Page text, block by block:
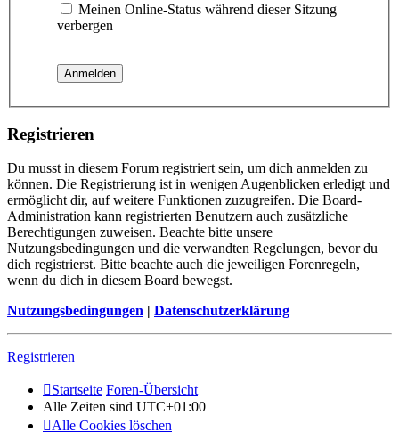
Meinen Online-Status während dieser Sitzung
verbergen
Registrieren
Du musst in diesem Forum registriert sein, um dich anmelden zu
können. Die Registrierung ist in wenigen Augenblicken erledigt und
ermöglicht dir, auf weitere Funktionen zuzugreifen. Die Board-
Administration kann registrierten Benutzern auch zusätzliche
Berechtigungen zuweisen. Beachte bitte unsere
Nutzungsbedingungen und die verwandten Regelungen, bevor du
dich registrierst. Bitte beachte auch die jeweiligen Forenregeln,
wenn du dich in diesem Board bewegst.
Nutzungsbedingungen | Datenschutzerklärung
Registrieren
Startseite Foren-Übersicht
Alle Zeiten sind UTC+01:00
Alle Cookies löschen